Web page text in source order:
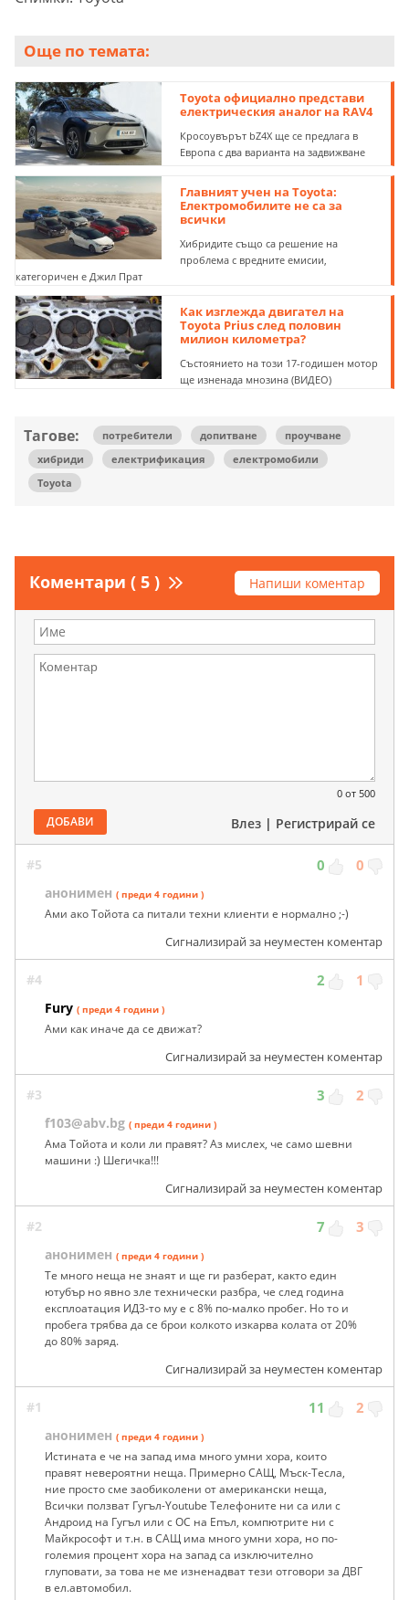
Още по темата:
Toyota официално представи
електрическия аналог на RAV4
Кросоувърът bZ4X ще се предлага в
Европа с два варианта на задвижване
Главният учен на Toyota:
Електромобилите не са за
всички
Хибридите също са решение на
проблема с вредните емисии,
категоричен е Джил Прат
Как изглежда двигател на
Toyota Prius след половин
милион километра?
Състоянието на този 17-годишен мотор
ще изненада мнозина (ВИДЕО)
Тагове: потребители допитване
проучване
хибриди
електрификация
електромобили
Toyota
Коментари ( 5 ) Напиши коментар
0 от 500
ДОБАВИ Влез | Регистрирай се
#5 0 0
анонимен ( преди 4 години )
Ами ако Тойота са питали техни клиенти е нормално ;-)
Сигнализирай за неуместен коментар
#4 2 1
Fury ( преди 4 години )
Ами как иначе да се движат?
Сигнализирай за неуместен коментар
#3 3 2
f103@abv.bg ( преди 4 години )
Ама Тойота и коли ли правят? Аз мислех, че само шевни
машини :) Шегичка!!!
Сигнализирай за неуместен коментар
#2 7 3
анонимен ( преди 4 години )
Те много неща не знаят и ще ги разберат, както един
ютубър но явно зле технически разбра, че след година
експлоатация ИД3-то му е с 8% по-малко пробег. Но то и
пробега трябва да се брои колкото изкарва колата от 20%
до 80% заряд.
Сигнализирай за неуместен коментар
#1 11 2
анонимен ( преди 4 години )
Истината е че на запад има много умни хора, които
правят невероятни неща. Примерно САЩ, Мъск-Тесла,
ние просто сме заобиколени от американски неща,
Всички ползват Гугъл-Youtube Телефоните ни са или с
Андроид на Гугъл или с ОС на Епъл, компютрите ни с
Майкрософт и т.н. в САЩ има много умни хора, но по-
големия процент хора на запад са изключително
глуповати, за това не ме изненадват тези отговори за ДВГ
в ел.автомобил.